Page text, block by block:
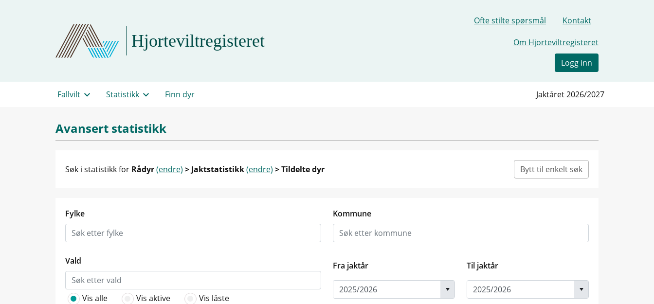
Hjorteviltregisteret
Ofte stilte spørsmål Kontakt
Om Hjorteviltregisteret
Logg inn
Fallvilt Statistikk Finn dyr Jaktåret 2026/2027
Avansert statistikk
Søk i statistikk for Rådyr(endre) > Jaktstatistikk(endre) > Tildelte dyr Bytt til enkelt søk
Fylke Kommune
Vald
Vis alle Vis aktive Vis låste
Fra jaktår Til jaktår